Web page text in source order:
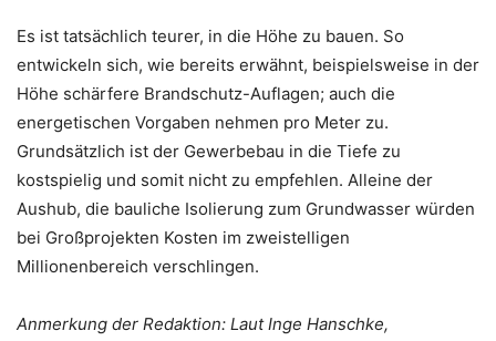
Es ist tatsächlich teurer, in die Höhe zu bauen. So
entwickeln sich, wie bereits erwähnt, beispielsweise in der
Höhe schärfere Brandschutz-Auflagen; auch die
energetischen Vorgaben nehmen pro Meter zu.
Grundsätzlich ist der Gewerbebau in die Tiefe zu
kostspielig und somit nicht zu empfehlen. Alleine der
Aushub, die bauliche Isolierung zum Grundwasser würden
bei Großprojekten Kosten im zweistelligen
Millionenbereich verschlingen.
Anmerkung der Redaktion: Laut Inge Hanschke,